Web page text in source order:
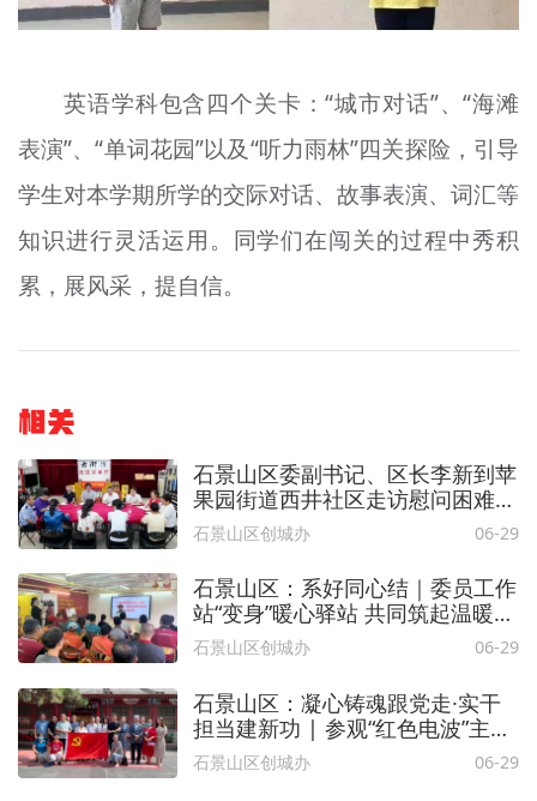
英语学科包含四个关卡：“城市对话”、“海滩
表演”、“单词花园”以及“听力雨林”四关探险，引导
学生对本学期所学的交际对话、故事表演、词汇等
知识进行灵活运用。同学们在闯关的过程中秀积
累，展风采，提自信。
相关
石景山区委副书记、区长李新到苹
果园街道西井社区走访慰问困难党
员和社区一线工作人员
石景山区创城办 06-29
石景山区：系好同心结｜委员工作
站“变身”暖心驿站 共同筑起温暖
的“家”
石景山区创城办 06-29
石景山区：凝心铸魂跟党走·实干
担当建新功 | 参观“红色电波”主题
展 追忆新中国成立初期辉煌历程
石景山区创城办 06-29